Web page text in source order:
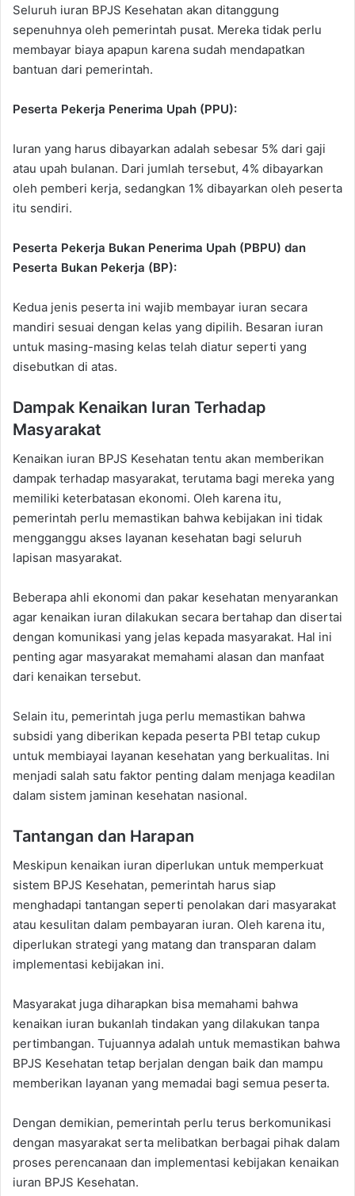
Seluruh iuran BPJS Kesehatan akan ditanggung
sepenuhnya oleh pemerintah pusat. Mereka tidak perlu
membayar biaya apapun karena sudah mendapatkan
bantuan dari pemerintah.
Peserta Pekerja Penerima Upah (PPU):
Iuran yang harus dibayarkan adalah sebesar 5% dari gaji
atau upah bulanan. Dari jumlah tersebut, 4% dibayarkan
oleh pemberi kerja, sedangkan 1% dibayarkan oleh peserta
itu sendiri.
Peserta Pekerja Bukan Penerima Upah (PBPU) dan
Peserta Bukan Pekerja (BP):
Kedua jenis peserta ini wajib membayar iuran secara
mandiri sesuai dengan kelas yang dipilih. Besaran iuran
untuk masing-masing kelas telah diatur seperti yang
disebutkan di atas.
Dampak Kenaikan Iuran Terhadap
Masyarakat
Kenaikan iuran BPJS Kesehatan tentu akan memberikan
dampak terhadap masyarakat, terutama bagi mereka yang
memiliki keterbatasan ekonomi. Oleh karena itu,
pemerintah perlu memastikan bahwa kebijakan ini tidak
mengganggu akses layanan kesehatan bagi seluruh
lapisan masyarakat.
Beberapa ahli ekonomi dan pakar kesehatan menyarankan
agar kenaikan iuran dilakukan secara bertahap dan disertai
dengan komunikasi yang jelas kepada masyarakat. Hal ini
penting agar masyarakat memahami alasan dan manfaat
dari kenaikan tersebut.
Selain itu, pemerintah juga perlu memastikan bahwa
subsidi yang diberikan kepada peserta PBI tetap cukup
untuk membiayai layanan kesehatan yang berkualitas. Ini
menjadi salah satu faktor penting dalam menjaga keadilan
dalam sistem jaminan kesehatan nasional.
Tantangan dan Harapan
Meskipun kenaikan iuran diperlukan untuk memperkuat
sistem BPJS Kesehatan, pemerintah harus siap
menghadapi tantangan seperti penolakan dari masyarakat
atau kesulitan dalam pembayaran iuran. Oleh karena itu,
diperlukan strategi yang matang dan transparan dalam
implementasi kebijakan ini.
Masyarakat juga diharapkan bisa memahami bahwa
kenaikan iuran bukanlah tindakan yang dilakukan tanpa
pertimbangan. Tujuannya adalah untuk memastikan bahwa
BPJS Kesehatan tetap berjalan dengan baik dan mampu
memberikan layanan yang memadai bagi semua peserta.
Dengan demikian, pemerintah perlu terus berkomunikasi
dengan masyarakat serta melibatkan berbagai pihak dalam
proses perencanaan dan implementasi kebijakan kenaikan
iuran BPJS Kesehatan.